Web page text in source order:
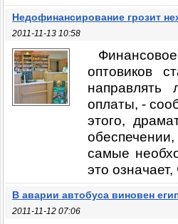
Недофинансирование грозит
2011-11-13 10:58
оптовиков
направлять
оплаты, -
этого,
самые
это
В аварии автобуса виновен
2011-11-12 07:06